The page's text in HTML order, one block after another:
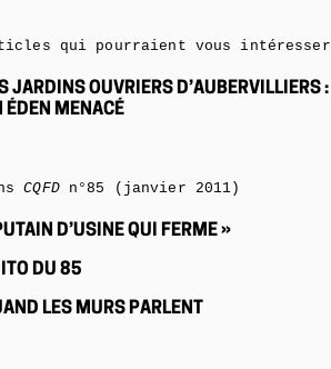
qui pourraient vous intéresser
JARDINS OUVRIERS D’AUBERVILLIERS :
ÉDEN MENACÉ
CQFDn°85 (janvier 2011)
D’USINE QUI FERME »
DU 85
LES MURS PARLENT